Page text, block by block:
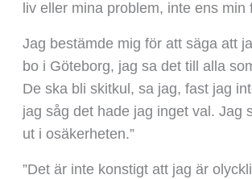
liv eller mina problem, inte ens min
Jag bestämde mig för att säga att
bo i Göteborg, jag sa det till alla
De ska bli skitkul, sa jag, fast jag
jag såg det hade jag inget val. Jag
ut i osäkerheten.”
”Det är inte konstigt att jag är